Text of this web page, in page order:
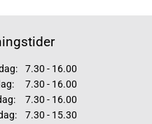
7.30 - 16.00
7.30 - 16.00
7.30 - 16.00
7.30 - 15.30